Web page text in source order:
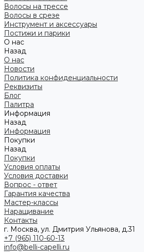
Волосы на трессе
Волосы в срезе
Инструмент и аксессуары
Постижи и парики
О нас
Назад
О нас
Новости
Политика конфиденциальности
Реквизиты
Блог
Палитра
Информация
Назад
Информация
Покупки
Назад
Покупки
Условия оплаты
Условия доставки
Вопрос - ответ
Гарантия качества
Мастер-классы
Наращивание
Контакты
г. Москва, ул. Дмитрия Ульянова, д.31
+7 (965) 110-60-13
info@belli-capelli.ru